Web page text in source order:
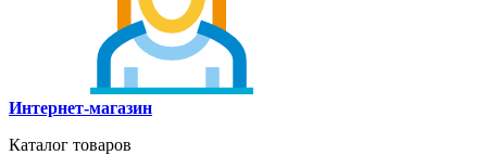
Интернет-магазин
Каталог товаров